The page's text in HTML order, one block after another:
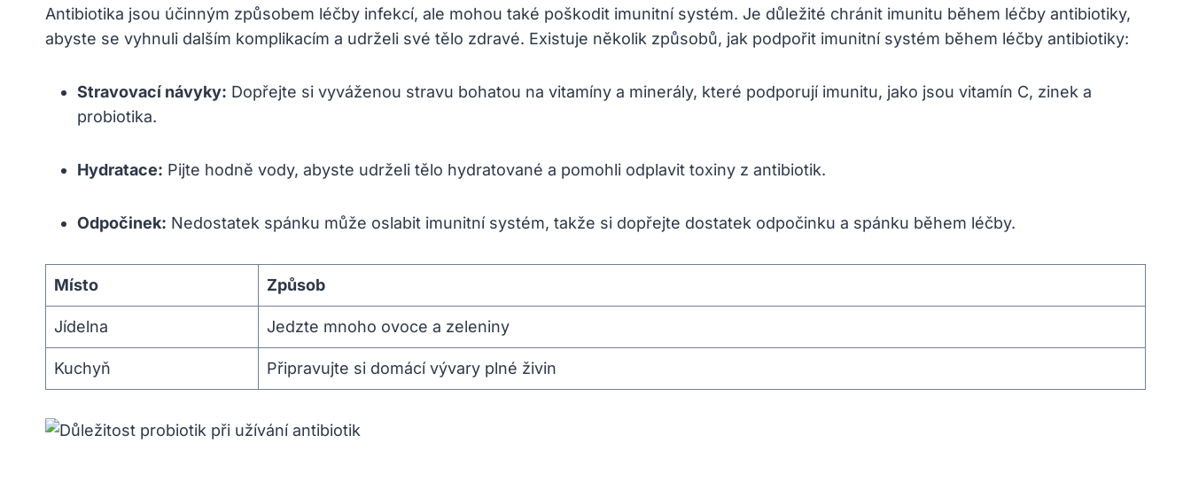
Antibiotika jsou účinným způsobem léčby infekcí, ale mohou také poškodit imunitní systém. Je důležité chránit imunitu během léčby antibiotiky,
abyste se vyhnuli dalším komplikacím a udrželi své tělo zdravé. Existuje několik způsobů, jak podpořit imunitní systém během léčby antibiotiky:
Stravovací návyky: Dopřejte si vyváženou stravu bohatou na vitamíny a minerály, které podporují imunitu, jako jsou vitamín C, zinek a
probiotika.
Hydratace: Pijte hodně vody, abyste udrželi tělo hydratované a pomohli odplavit toxiny z antibiotik.
Odpočinek: Nedostatek spánku může oslabit imunitní systém, takže si dopřejte dostatek odpočinku a spánku během léčby.
Místo Způsob
Jídelna Jedzte mnoho ovoce a zeleniny
Kuchyň Připravujte si domácí vývary plné živin